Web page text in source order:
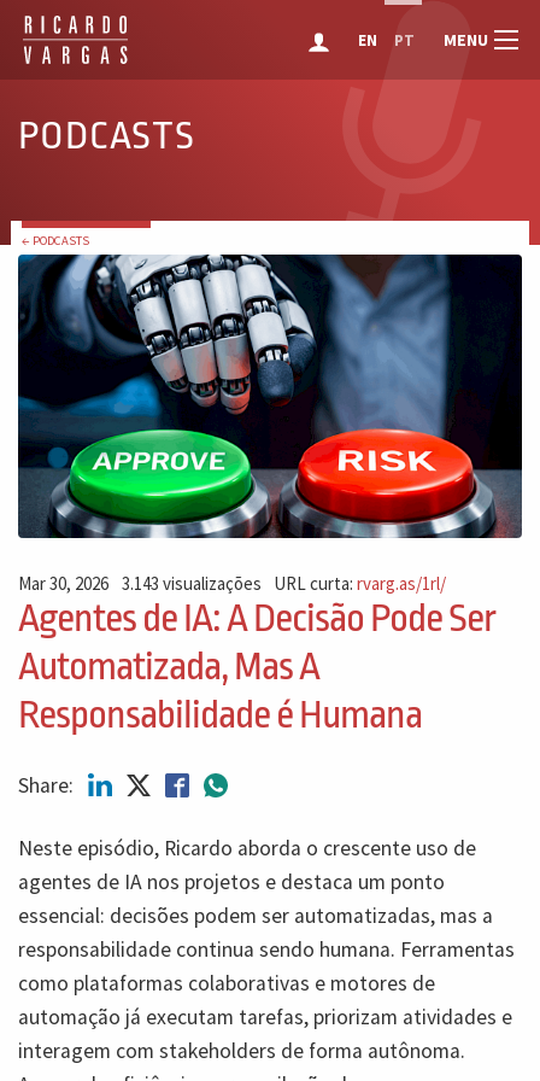
EN PT MENU
PODCASTS
← PODCASTS
Mar 30, 2026 3.143 visualizações URL curta:rvarg.as/1rl/
Agentes de IA: A Decisão Pode Ser
Automatizada, Mas A
Responsabilidade é Humana
Share:
Neste episódio, Ricardo aborda o crescente uso de
agentes de IA nos projetos e destaca um ponto
essencial: decisões podem ser automatizadas, mas a
responsabilidade continua sendo humana. Ferramentas
como plataformas colaborativas e motores de
automação já executam tarefas, priorizam atividades e
interagem com stakeholders de forma autônoma.